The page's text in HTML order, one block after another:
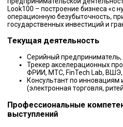
Look100 – построение бизнеса «с
операционную безубыточность,
государственных инвестиций и
Текущая деятельность
Серийный предприниматель,
Трекер акселерационных
ФРИИ, МТС, FinTech Lab,
Консультант по инновациям
(электронная торговля,
Профессиональные
выступлений